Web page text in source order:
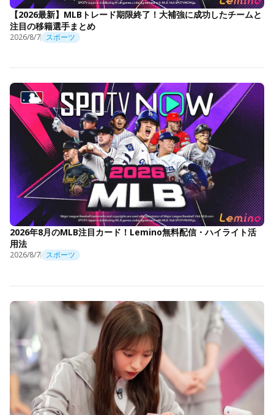
【2026最新】MLBトレード期限終了！大補強に成功したチームと
注目の移籍選手まとめ
2026/8/7 スポーツ
2026年8月のMLB注目カード！Lemino無料配信・ハイライト活
用法
2026/8/7 スポーツ